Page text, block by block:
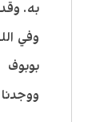
به.
وفي